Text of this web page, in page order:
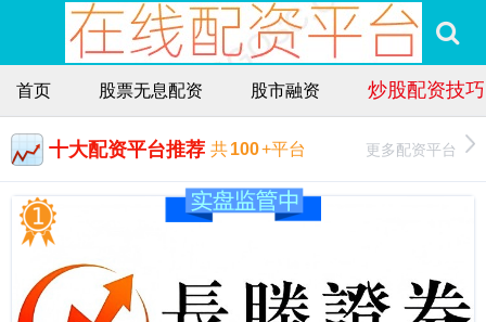
首页 股票无息配资 股市融资 炒股配资技巧
十大配资平台推荐 共100+平台 更多配资平台